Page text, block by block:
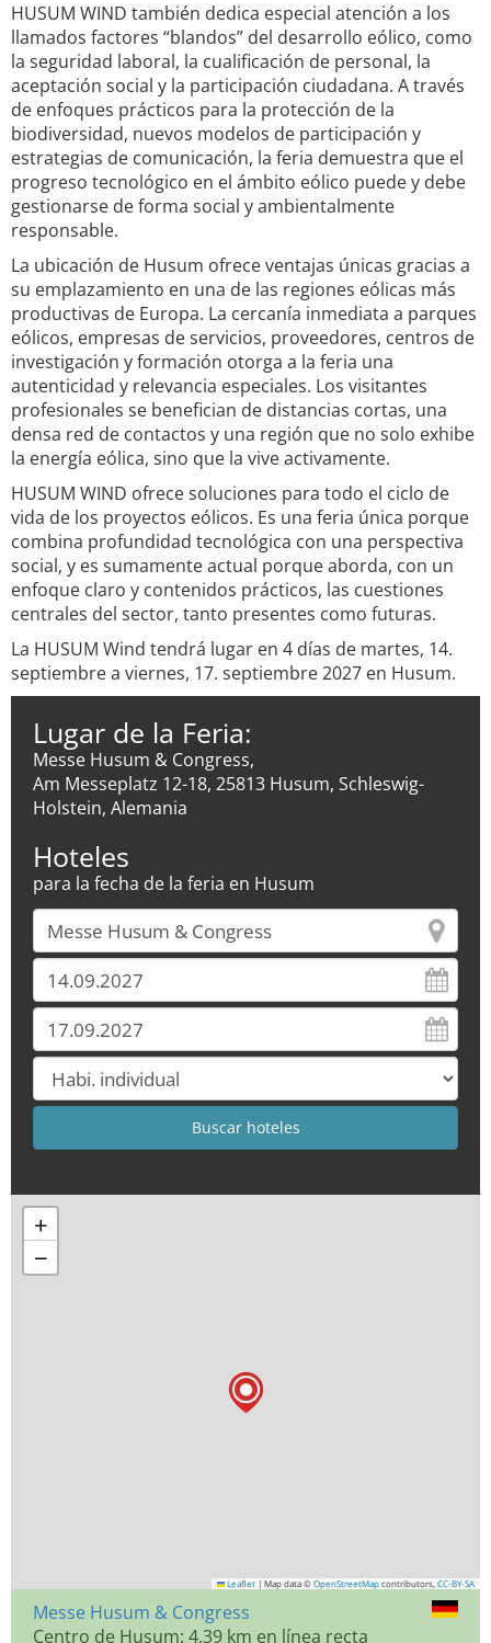
HUSUM WIND también dedica especial atención a los
llamados factores “blandos” del desarrollo eólico, como
la seguridad laboral, la cualificación de personal, la
aceptación social y la participación ciudadana. A través
de enfoques prácticos para la protección de la
biodiversidad, nuevos modelos de participación y
estrategias de comunicación, la feria demuestra que el
progreso tecnológico en el ámbito eólico puede y debe
gestionarse de forma social y ambientalmente
responsable.
La ubicación de Husum ofrece ventajas únicas gracias a
su emplazamiento en una de las regiones eólicas más
productivas de Europa. La cercanía inmediata a parques
eólicos, empresas de servicios, proveedores, centros de
investigación y formación otorga a la feria una
autenticidad y relevancia especiales. Los visitantes
profesionales se benefician de distancias cortas, una
densa red de contactos y una región que no solo exhibe
la energía eólica, sino que la vive activamente.
HUSUM WIND ofrece soluciones para todo el ciclo de
vida de los proyectos eólicos. Es una feria única porque
combina profundidad tecnológica con una perspectiva
social, y es sumamente actual porque aborda, con un
enfoque claro y contenidos prácticos, las cuestiones
centrales del sector, tanto presentes como futuras.
La HUSUM Wind tendrá lugar en 4 días de martes, 14.
septiembre a viernes, 17. septiembre 2027 en Husum.
Lugar de la Feria:
Messe Husum & Congress,
Am Messeplatz 12-18, 25813 Husum, Schleswig-
Holstein, Alemania
Hoteles
para la fecha de la feria en Husum
+
−
Leaflet | Map data © OpenStreetMap contributors, CC-BY-SA
Messe Husum & Congress
Centro de Husum: 4,39 km en línea recta